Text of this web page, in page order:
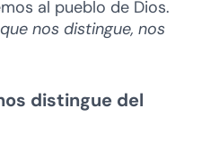
al pueblo de Dios.
nos distingue, nos
distingue del